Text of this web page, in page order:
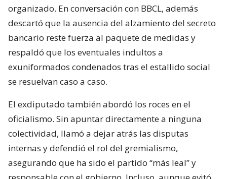
organizado. En conversación con BBCL, además
descartó que la ausencia del alzamiento del secreto
bancario reste fuerza al paquete de medidas y
respaldó que los eventuales indultos a
exuniformados condenados tras el estallido social
se resuelvan caso a caso.
El exdiputado también abordó los roces en el
oficialismo. Sin apuntar directamente a ninguna
colectividad, llamó a dejar atrás las disputas
internas y defendió el rol del gremialismo,
asegurando que ha sido el partido “más leal” y